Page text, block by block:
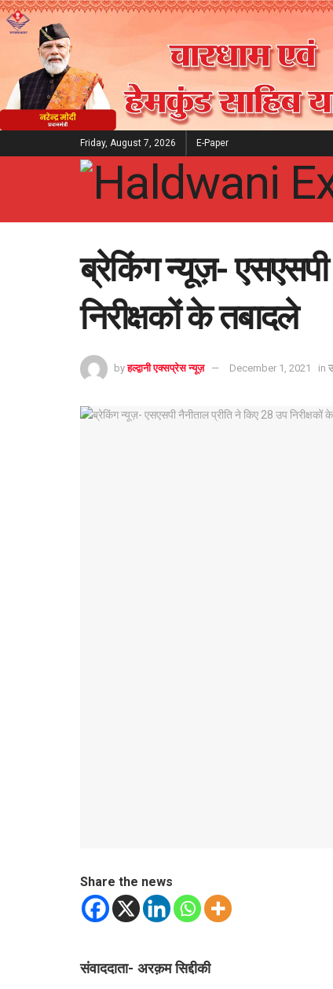
Friday, August 7, 2026 E-Paper
ब्रेकिंग न्यूज़-
निरीक्षकों के तबादले
by हल्द्वानी एक्सप्रेस न्यूज़ December 1, 2021 in
Share the news
संवाददाता- अरक़म सिद्दीकी